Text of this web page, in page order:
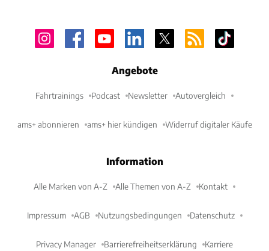
Angebote
Fahrtrainings Podcast Newsletter Autovergleich
ams+ abonnieren ams+ hier kündigen Widerruf digitaler Käufe
Information
Alle Marken von A-Z Alle Themen von A-Z Kontakt
Impressum AGB Nutzungsbedingungen Datenschutz
Privacy Manager Barrierefreiheitserklärung Karriere